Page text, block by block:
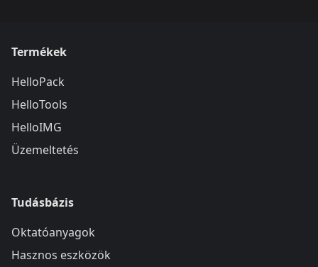
Termékek
HelloPack
HelloTools
HelloIMG
Üzemeltetés
Tudásbázis
Oktatóanyagok
Hasznos eszközök